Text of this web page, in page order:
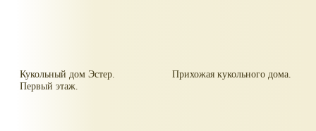
Кукольный дом Эстер.
Первый этаж.
Прихожая кукольного дома.